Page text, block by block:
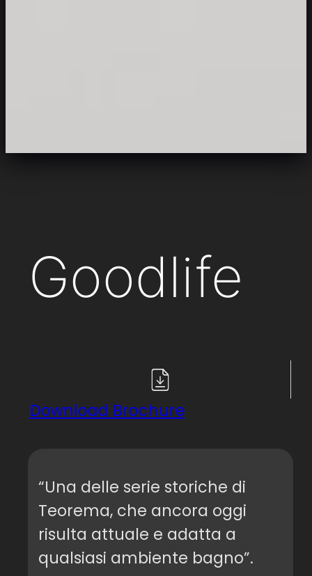
Goodlife
Download Brochure
“Una delle serie storiche di
Teorema, che ancora oggi
risulta attuale e adatta a
qualsiasi ambiente bagno”.